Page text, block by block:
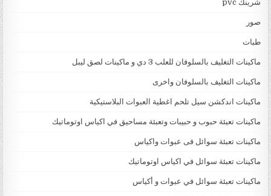
شرينك pvc
صور
طبات
ماكينات التغليف بالسلوفان للعلب 3 دي و ماكينات لصق ليبل
ماكينات التغليف بالسلوفان واخرى
ماكينات اندكشن سيل تلحم اغطية العبوات البلاستيكية
ماكينات تعبئة حبوب و حبيبات وتعبئة مساحيق في اكياس اوتوماتيك
ماكينات تعبئة سوائل فى عبوات واكياس
ماكينات تعبئة سوائل في اكياس اوتوماتيك
ماكينات تعبئة سوائل في عبوات و أكياس